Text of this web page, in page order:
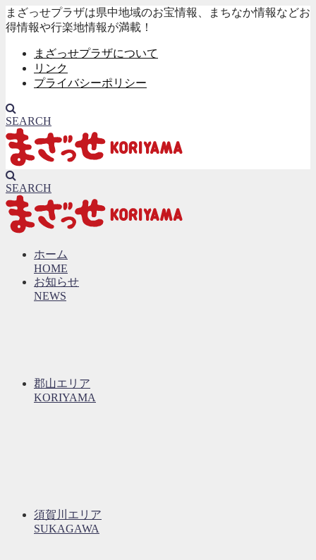
まざっせプラザは県中地域のお宝情報、まちなか情報などお
得情報や行楽地情報が満載！
まざっせプラザについて
リンク
プライバシーポリシー
SEARCH
SEARCH
ホーム
HOME
お知らせ
NEWS
郡山エリア
KORIYAMA
須賀川エリア
SUKAGAWA